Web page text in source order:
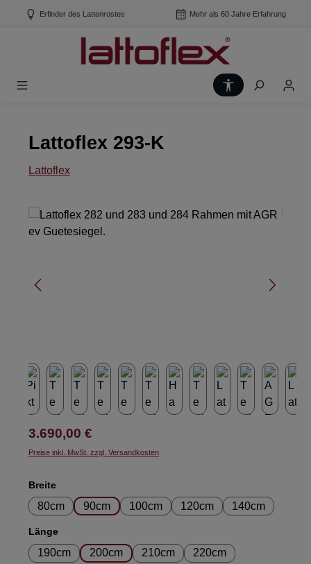
Zum Hauptinhalt springen
Erfinder des Lattenrostes Mehr als 60 Jahre Erfahrung
Lattoflex 293-K
Lattoflex
Bildergalerie überspringen
Regulärer Preis:
3.690,00 €
Preise inkl. MwSt. zzgl. Versandkosten
Breiteauswählen
80cm 90cm 100cm 120cm 140cm
Längeauswählen
190cm 200cm 210cm 220cm